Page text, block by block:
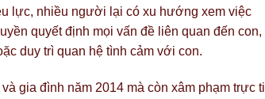
lực, nhiều người lại có xu hướng xem việc
quyết định mọi vấn đề liên quan đến con,
duy trì quan hệ tình cảm với con.
gia đình năm 2014 mà còn xâm phạm trực